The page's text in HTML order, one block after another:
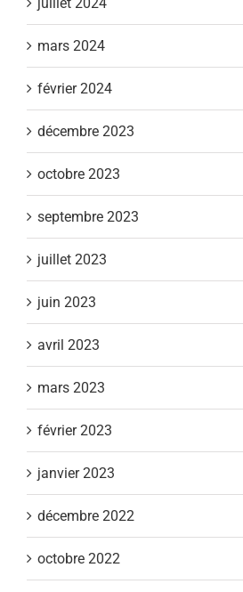
juillet 2024
mars 2024
février 2024
décembre 2023
octobre 2023
septembre 2023
juillet 2023
juin 2023
avril 2023
mars 2023
février 2023
janvier 2023
décembre 2022
octobre 2022